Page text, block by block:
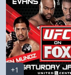
+1